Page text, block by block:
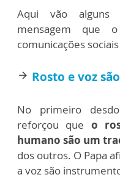
Aqui vão alguns
mensagem que
comunicações
arrow_forward Rosto e voz
No primeiro
reforçou que o
humano são um
dos outros. O Papa
a voz são